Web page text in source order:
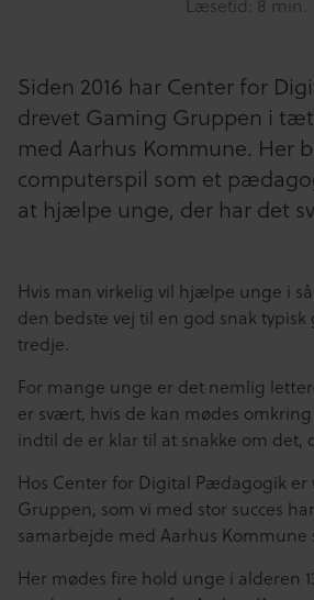
Læsetid: 8 min.
Siden 2016 har Center for
drevet Gaming Gruppen i
med Aarhus Kommune. Her
computerspil som et
at hjælpe unge, der har det
Hvis man virkelig vil hjælpe unge i
den bedste vej til en god snak
tredje.
For mange unge er det nemlig
er svært, hvis de kan mødes
indtil de er klar til at snakke om det,
Hos Center for Digital Pædagogik er
Gruppen, som vi med stor succes
samarbejde med Aarhus Kommune
Her mødes fire hold unge i alderen